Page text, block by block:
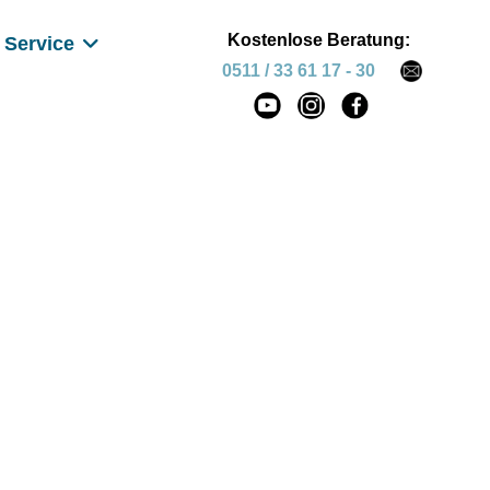
Service
Kostenlose Beratung:
0511 / 33 61 17 - 30